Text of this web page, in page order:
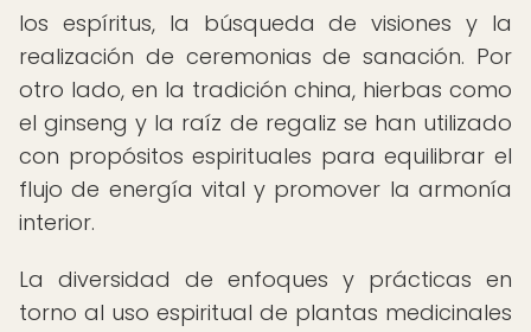
los espíritus, la búsqueda de visiones y la
realización de ceremonias de sanación. Por
otro lado, en la tradición china, hierbas como
el ginseng y la raíz de regaliz se han utilizado
con propósitos espirituales para equilibrar el
flujo de energía vital y promover la armonía
interior.
La diversidad de enfoques y prácticas en
torno al uso espiritual de plantas medicinales